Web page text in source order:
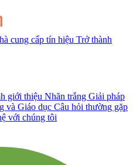
cung cấp tín hiệu Trở thành
giới thiệu Nhãn trắng Giải pháp
và Giáo dục Câu hỏi thường gặp
với chúng tôi